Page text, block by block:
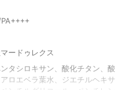
ードゥレクス
タシロキサン、酸化チタン、酸
ロエベラ葉水、ジエチルヘキサ